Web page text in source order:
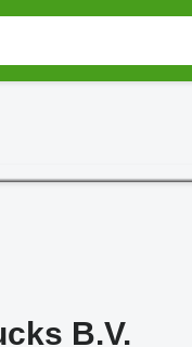
B.V.